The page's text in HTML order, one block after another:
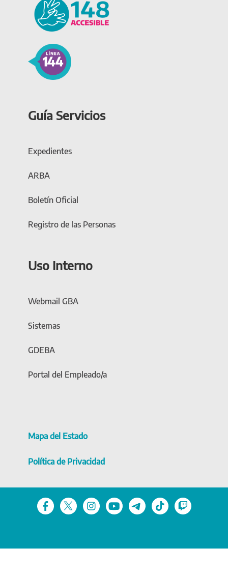
Guía Servicios
Expedientes
ARBA
Boletín Oficial
Registro de las Personas
Uso Interno
Webmail GBA
Sistemas
GDEBA
Portal del Empleado/a
Mapa del Estado
Política de Privacidad